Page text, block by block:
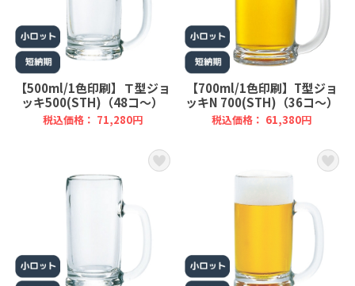
【500ml/1色印刷】Ｔ型ジョ
ッキ500(STH)（48コ～）
税込価格： 71,280円
【700ml/1色印刷】T型ジョ
ッキN 700(STH)（36コ～）
税込価格： 61,380円